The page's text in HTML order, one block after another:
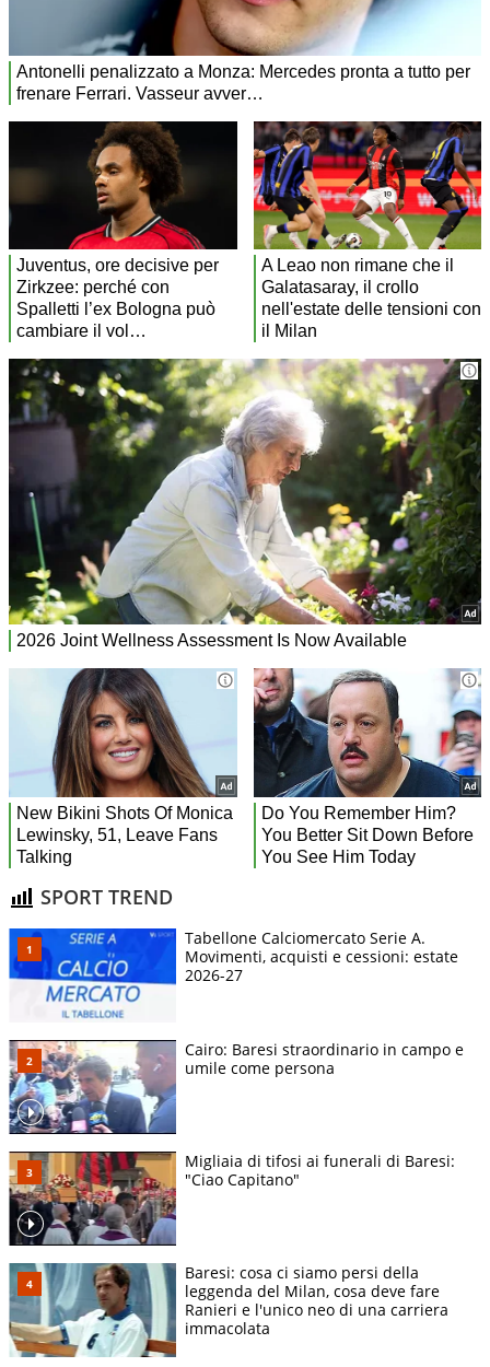
SPORT TREND
Tabellone Calciomercato Serie A.
Movimenti, acquisti e cessioni: estate
2026-27
Cairo: Baresi straordinario in campo e
umile come persona
Migliaia di tifosi ai funerali di Baresi:
"Ciao Capitano"
Baresi: cosa ci siamo persi della
leggenda del Milan, cosa deve fare
Ranieri e l'unico neo di una carriera
immacolata